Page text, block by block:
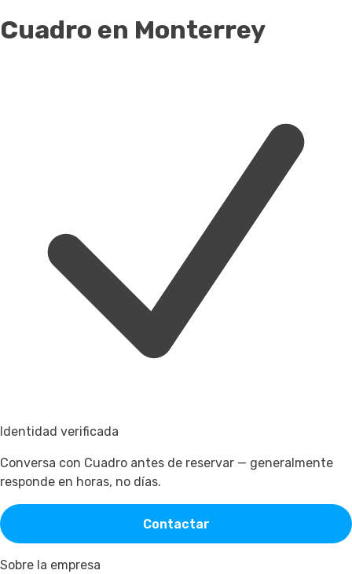
Cuadro en Monterrey
Identidad verificada
Conversa con Cuadro antes de reservar — generalmente
responde en horas, no días.
Contactar
Sobre la empresa